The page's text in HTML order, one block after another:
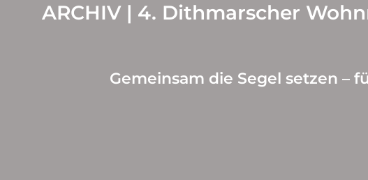
ARCHIV | 4. Dithmarscher
Gemeinsam die Segel setzen –